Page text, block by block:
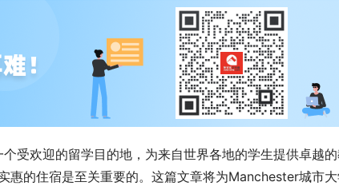
受欢迎的留学目的地，为来自世界各地的学生提供卓越
惠的住宿是至关重要的。这篇文章将为Manchester城市